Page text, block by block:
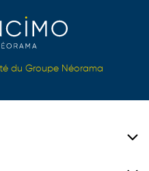
du Groupe Néorama